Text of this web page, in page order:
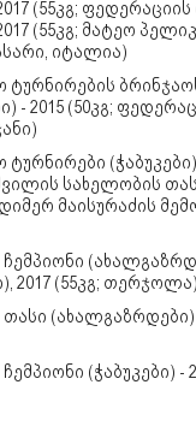
(55კგ;
(55კგ; მატეო
იტალია)
ტურნირების
- 2015 (50კგ;
(ჭაბუკები)
სახელობის
მაისურაძის
2017 (55კგ; თერჯოლა)
(ახალგაზრდები) -
(ჭაბუკები) -